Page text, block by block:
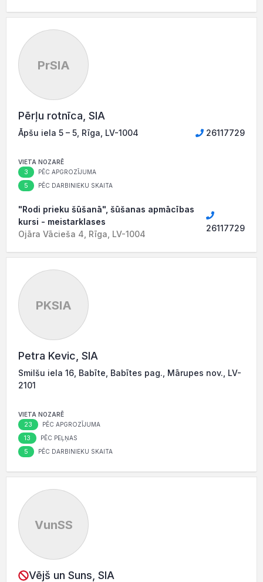
PrSIA
Pērļu rotnīca, SIA
Āpšu iela 5 – 5, Rīga, LV-1004 26117729
VIETA NOZARĒ
3 PĒC APGROZĪJUMA
5 PĒC DARBINIEKU SKAITA
"Rodi prieku šūšanā", šūšanas apmācības
kursi - meistarklases
Ojāra Vācieša 4, Rīga, LV-1004
26117729
PKSIA
Petra Kevic, SIA
Smilšu iela 16, Babīte, Babītes pag., Mārupes nov., LV-
2101
VIETA NOZARĒ
23 PĒC APGROZĪJUMA
13 PĒC PEĻŅAS
5 PĒC DARBINIEKU SKAITA
VunSS
Vējš un Suns, SIA